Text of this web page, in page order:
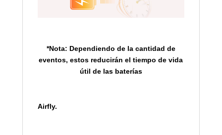
*Nota: Dependiendo de la cantidad de
eventos, estos reducirán el tiempo de vida
útil de las baterías
Airfly.